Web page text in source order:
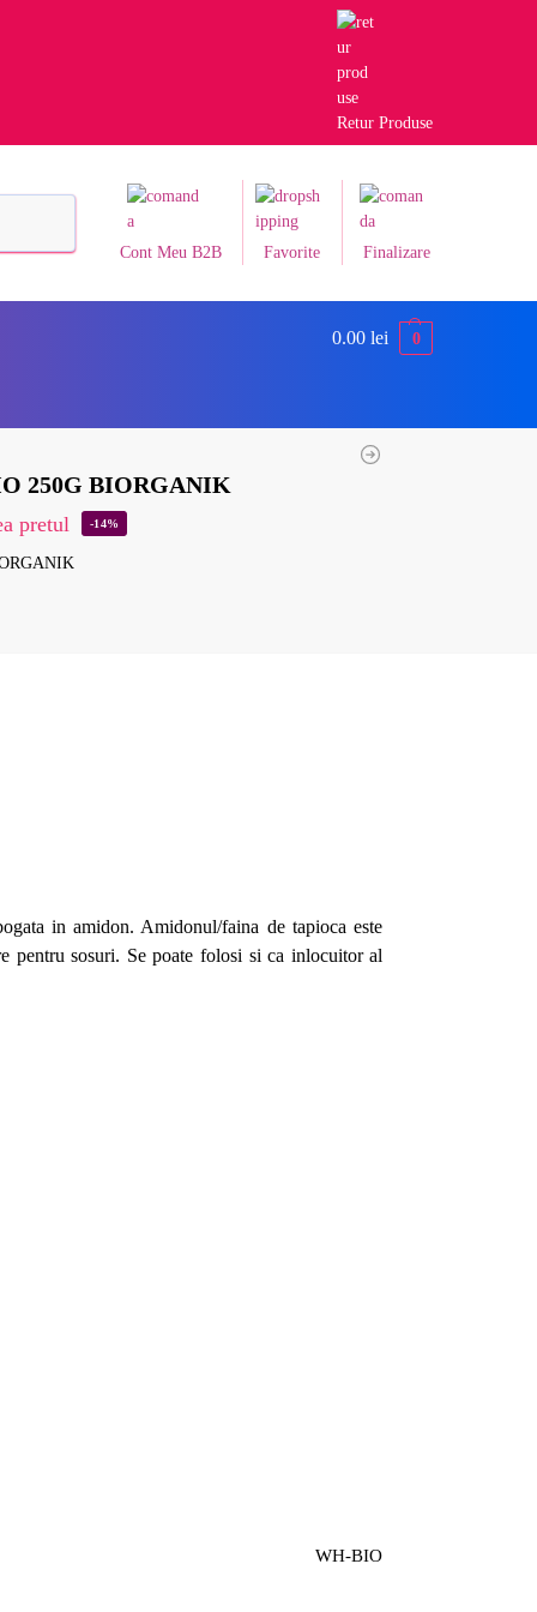
Retur Produse
Cont Meu B2B Favorite Finalizare
0.00 lei 0
250G BIORGANIK
pretul -14%
in amidon. Amidonul/faina de tapioca este
pentru sosuri. Se poate folosi si ca inlocuitor al
WH-BIO